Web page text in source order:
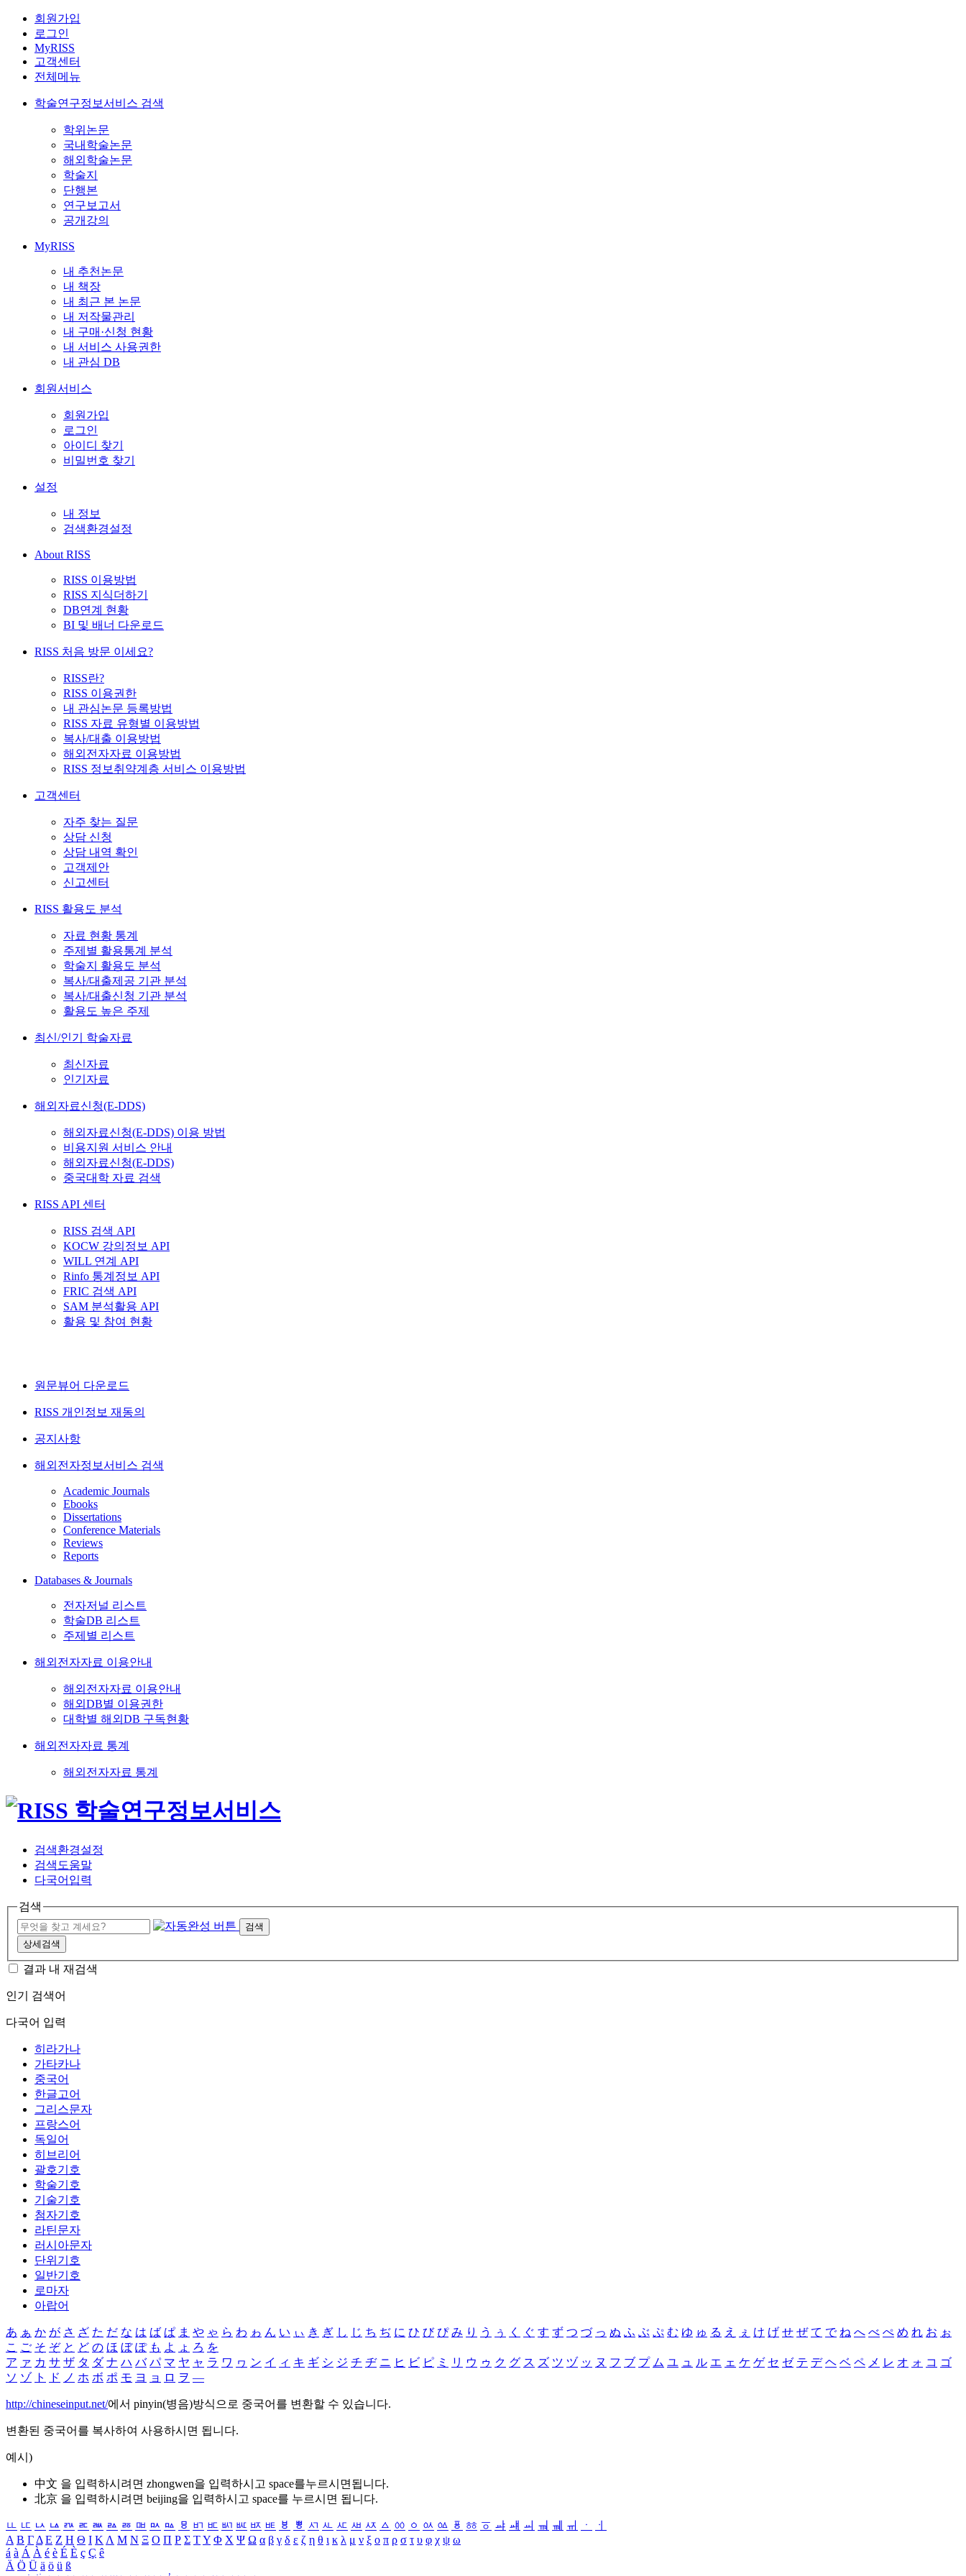
회원가입
로그인
MyRISS
고객센터
전체메뉴
학술연구정보서비스 검색
학위논문
국내학술논문
해외학술논문
학술지
단행본
연구보고서
공개강의
MyRISS
내 추천논문
내 책장
내 최근 본 논문
내 저작물관리
내 구매·신청 현황
내 서비스 사용권한
내 관심 DB
회원서비스
회원가입
로그인
아이디 찾기
비밀번호 찾기
설정
내 정보
검색환경설정
About RISS
RISS 이용방법
RISS 지식더하기
DB연계 현황
BI 및 배너 다운로드
RISS 처음 방문 이세요?
RISS란?
RISS 이용권한
내 관심논문 등록방법
RISS 자료 유형별 이용방법
복사/대출 이용방법
해외전자자료 이용방법
RISS 정보취약계층 서비스 이용방법
고객센터
자주 찾는 질문
상담 신청
상담 내역 확인
고객제안
신고센터
RISS 활용도 분석
자료 현황 통계
주제별 활용통계 분석
학술지 활용도 분석
복사/대출제공 기관 분석
복사/대출신청 기관 분석
활용도 높은 주제
최신/인기 학술자료
최신자료
인기자료
해외자료신청(E-DDS)
해외자료신청(E-DDS) 이용 방법
비용지원 서비스 안내
해외자료신청(E-DDS)
중국대학 자료 검색
RISS API 센터
RISS 검색 API
KOCW 강의정보 API
WILL 연계 API
Rinfo 통계정보 API
FRIC 검색 API
SAM 분석활용 API
활용 및 참여 현황
원문뷰어 다운로드
RISS 개인정보 재동의
공지사항
해외전자정보서비스 검색
Academic Journals
Ebooks
Dissertations
Conference Materials
Reviews
Reports
Databases & Journals
전자저널 리스트
학술DB 리스트
주제별 리스트
해외전자자료 이용안내
해외전자자료 이용안내
해외DB별 이용권한
대학별 해외DB 구독현황
해외전자자료 통계
해외전자자료 통계
검색환경설정
검색도움말
다국어입력
검색
검색
상세검색
결과 내 재검색
인기 검색어
다국어 입력
히라가나
가타카나
중국어
한글고어
그리스문자
프랑스어
독일어
히브리어
괄호기호
학술기호
기술기호
첨자기호
라틴문자
러시아문자
단위기호
일반기호
로마자
아랍어
あ ぁ か が さ ざ た だ な は ば ぱ ま や ゃ ら わ ゎ ん い ぃ き ぎ し じ ち ぢ に ひ び ぴ み り う ぅ く ぐ す ず つ づ っ ぬ ふ ぶ ぷ む ゆ ゅ る え ぇ け げ せ ぜ て で ね へ べ ぺ め れ お ぉ
こ ご そ ぞ と ど の ほ ぼ ぽ も よ ょ ろ を
ア ァ カ サ ザ タ ダ ナ ハ バ パ マ ヤ ャ ラ ワ ヮ ン イ ィ キ ギ シ ジ チ ヂ ニ ヒ ビ ピ ミ リ ウ ゥ ク グ ス ズ ツ ヅ ッ ヌ フ ブ プ ム ユ ュ ル エ ェ ケ ゲ セ ゼ テ デ ヘ ベ ペ メ レ オ ォ コ ゴ
ソ ゾ ト ド ノ ホ ボ ポ モ ヨ ョ ロ ヲ ―
http://chineseinput.net/에서 pinyin(병음)방식으로 중국어를 변환할 수 있습니다.
변환된 중국어를 복사하여 사용하시면 됩니다.
예시)
中文 을 입력하시려면 zhongwen을 입력하시고 space를누르시면됩니다.
北京 을 입력하시려면 beijing을 입력하시고 space를 누르시면 됩니다.
ㅥ ㅦ ㅧ ㅨ ㅩ ㅪ ㅫ ㅬ ㅭ ㅮ ㅯ ㅰ ㅱ ㅲ ㅳ ㅴ ㅵ ㅶ ㅷ ㅸ ㅹ ㅺ ㅻ ㅼ ㅽ ㅾ ㅿ ㆀ ㆁ ㆂ ㆃ ㆄ ㆅ ㆆ ㆇ ㆈ ㆉ ㆊ ㆋ ㆌ ㆍ
ㆎ
Α Β ΓΔ Ε Ζ Η Θ Ι ΚΛ Μ Ν Ξ Ο Π Ρ Σ ΤΥ Φ Χ Ψ Ω α β γ δ ε ζ η θ ι κ λ μ ν ξ ο π ρ σ τ υ φ χ ψ ω
á à Á À é è É È ç Ç ê
Ä Ö Ü ä ö ü ß